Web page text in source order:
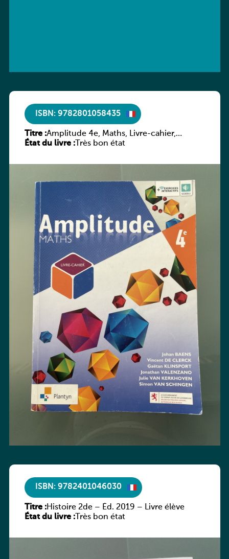
ISBN: 9782801058435
Titre :Amplitude 4e, Maths, Livre-cahier,
version luxembourgeoise
État du livre :Très bon état
ISBN: 9782401046030
Titre :Histoire 2de – Éd. 2019 – Livre élève
État du livre :Très bon état